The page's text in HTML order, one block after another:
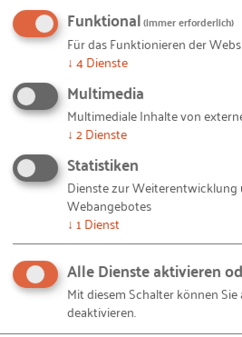
Unterrichtende
DIE VERANSTALTUNG LIEGT IN DER
Empfehlungen für Sie
Passend dazu
Funktional(immer erforderlich)
Für das Funktionieren der
↓ 4Dienste
Multimedia
Multimediale Inhalte von
↓ 2Dienste
Statistiken
Dienste zur Weiterentwicklung
Webangebotes
↓ 1 Dienst
Alle Dienste aktivieren
Mit diesem Schalter können
deaktivieren.